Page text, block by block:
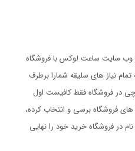
وب سایت ساعت لوکس با فروشگاه
نیاز های سلیقه شمارا برطرف
در فروشگاه فقط کافیست اول
فروشگاه برسی و انتخاب کرده،
در فروشگاه خرید خود را نهایی